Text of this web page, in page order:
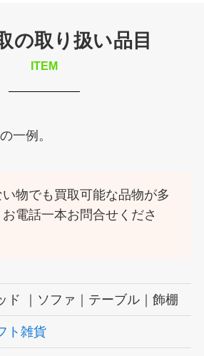
の取り扱い品目
ITEM
一例。
物でも買取可能な品物が多
電話一本お問合せくださ
ド ｜ソファ｜テーブル｜飾棚
ト雑貨